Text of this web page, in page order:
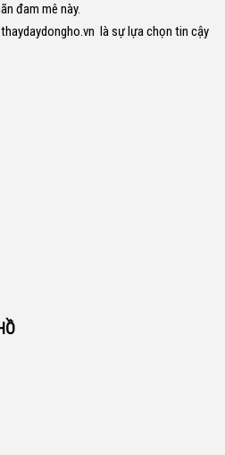
đam mê này.
là sự lựa chọn tin cậy